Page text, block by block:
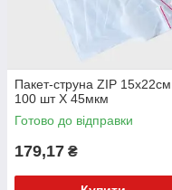
Пакет-струна ZIP 15х22см
100 шт Х 45мкм
Готово до відправки
179,17 ₴